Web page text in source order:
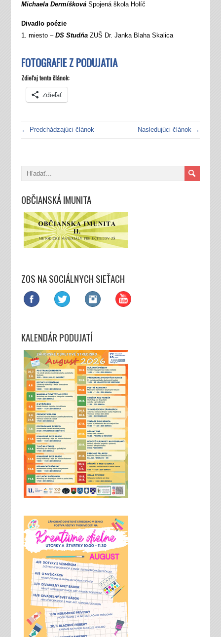
Michaela DermíškováSpojená škola Holíč
Divadlo poézie
1. miesto – DS StudňaZUŠ Dr. Janka Blaha Skalica
FOTOGRAFIE Z PODUJATIA
Zdieľaj tento článok:
Zdieľať
← Predchádzajúci článok Nasledujúci článok →
OBČIANSKÁ IMUNITA
ZOS NA SOCIÁLNYCH SIEŤACH
KALENDÁR PODUJATÍ